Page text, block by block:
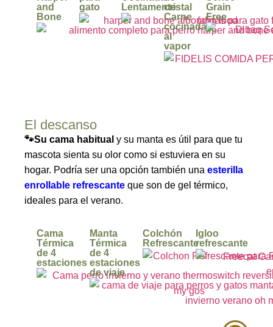
and
Bone
gato
Lentamentecristal
Carne
cocinada
al
vapor
Grain
Free
El descanso
🐾Su cama habitual y su manta es útil para que tu
mascota sienta su olor como si estuviera en su
hogar. Podría ser una opción también una esterilla
enrollable refrescante que son de gel térmico,
ideales para el verano.
Cama
Térmica
de 4
estaciones
Manta
Térmica
de 4
estaciones
de viaje
Colchón
Refrescante
Igloo
refrescante